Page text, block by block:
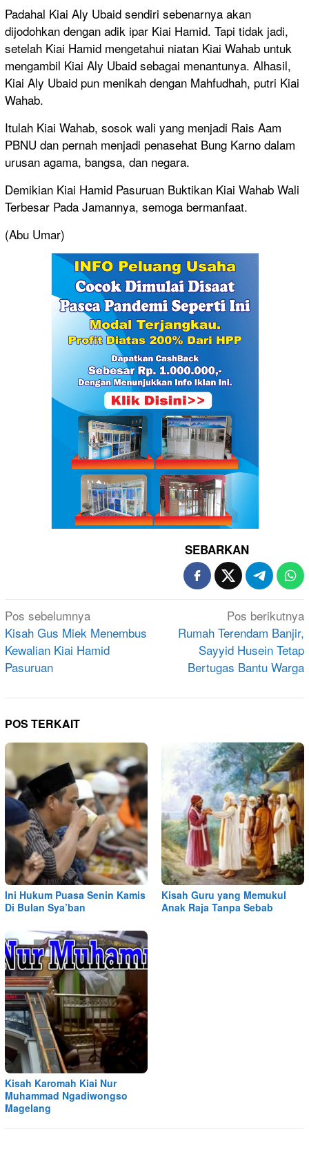
Padahal Kiai Aly Ubaid sendiri sebenarnya akan
dijodohkan dengan adik ipar Kiai Hamid. Tapi tidak jadi,
setelah Kiai Hamid mengetahui niatan Kiai Wahab untuk
mengambil Kiai Aly Ubaid sebagai menantunya. Alhasil,
Kiai Aly Ubaid pun menikah dengan Mahfudhah, putri Kiai
Wahab.
Itulah Kiai Wahab, sosok wali yang menjadi Rais Aam
PBNU dan pernah menjadi penasehat Bung Karno dalam
urusan agama, bangsa, dan negara.
Demikian Kiai Hamid Pasuruan Buktikan Kiai Wahab Wali
Terbesar Pada Jamannya, semoga bermanfaat.
(Abu Umar)
SEBARKAN
Navigasi
pos
Pos sebelumnya
Kisah Gus Miek Menembus
Kewalian Kiai Hamid
Pasuruan
Pos berikutnya
Rumah Terendam Banjir,
Sayyid Husein Tetap
Bertugas Bantu Warga
POS TERKAIT
Ini Hukum Puasa Senin Kamis
Di Bulan Sya’ban
Kisah Guru yang Memukul
Anak Raja Tanpa Sebab
Kisah Karomah Kiai Nur
Muhammad Ngadiwongso
Magelang